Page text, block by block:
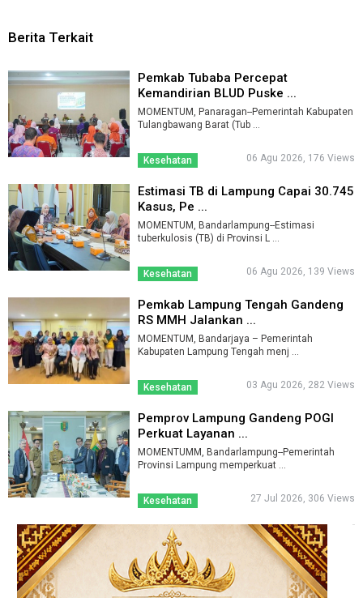
Berita Terkait
Pemkab Tubaba Percepat
Kemandirian BLUD Puske ...
MOMENTUM, Panaragan--Pemerintah Kabupaten
Tulangbawang Barat (Tub ...
Kesehatan 06 Agu 2026, 176 Views
Estimasi TB di Lampung Capai 30.745
Kasus, Pe ...
MOMENTUM, Bandarlampung--Estimasi
tuberkulosis (TB) di Provinsi L ...
Kesehatan 06 Agu 2026, 139 Views
Pemkab Lampung Tengah Gandeng
RS MMH Jalankan ...
MOMENTUM, Bandarjaya – Pemerintah
Kabupaten Lampung Tengah menj ...
Kesehatan 03 Agu 2026, 282 Views
Pemprov Lampung Gandeng POGI
Perkuat Layanan ...
MOMENTUMM, Bandarlampung--Pemerintah
Provinsi Lampung memperkuat ...
Kesehatan 27 Jul 2026, 306 Views